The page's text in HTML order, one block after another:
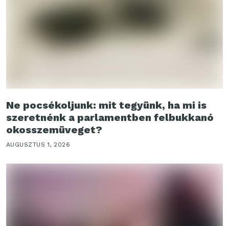
Ne pocsékoljunk: mit tegyünk, ha mi is
szeretnénk a parlamentben felbukkanó
okosszemüveget?
AUGUSZTUS 1, 2026